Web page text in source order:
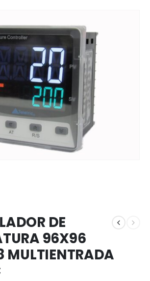
DE
96X96
MULTIENTRADA